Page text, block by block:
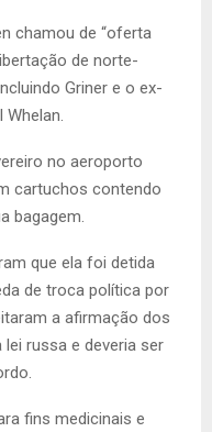
chamou de “oferta
de norte-
Griner e o ex-
Whelan.
no aeroporto
cartuchos contendo
bagagem.
que ela foi detida
de troca política por
a afirmação dos
lei russa e deveria ser
fins medicinais e